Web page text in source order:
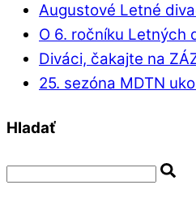
Augustové Letné
O 6. ročníku Letných
Diváci, čakajte na
25. sezóna MDTN
Hladať